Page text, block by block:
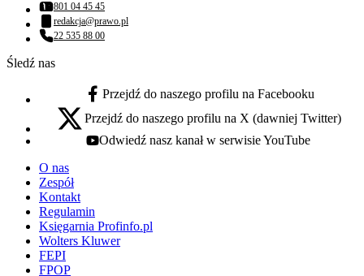
Numer telefonu:
801 04 45 45
Adres email:
redakcja@prawo.pl
Numer telefonu:
22 535 88 00
Śledź nas
facebook - otwiera się w nowej karcie
Przejdź do naszego profilu na Facebooku
x - otwiera się w nowej karcie
Przejdź do naszego profilu na X (dawniej Twitter)
youtube - otwiera się w nowej karcie
Odwiedź nasz kanał w serwisie YouTube
O nas
Zespół
Kontakt
Regulamin
Księgarnia Profinfo.pl
Wolters Kluwer
FEPI
FPOP